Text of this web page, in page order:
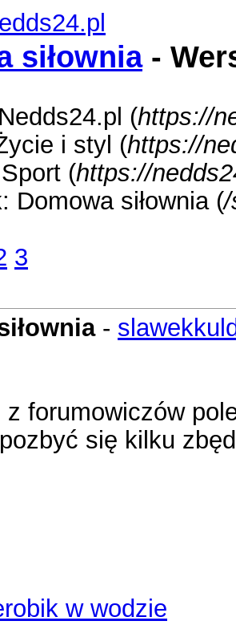
siłownia-
(https://
i styl (https://
(https://
Domowa siłownia (/
3
-
forumowiczów
się kilku
w wodzie